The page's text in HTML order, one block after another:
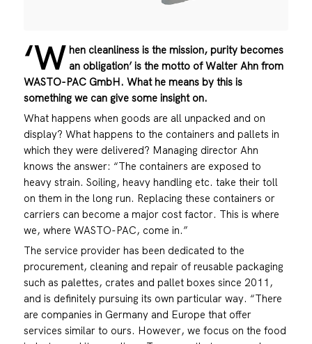
‘W hen cleanliness is the mission, purity becomes
an obligation’ is the motto of Walter Ahn from
WASTO-PAC GmbH. What he means by this is
something we can give some insight on.
What happens when goods are all unpacked and on
display? What happens to the containers and pallets in
which they were delivered? Managing director Ahn
knows the answer: “The containers are exposed to
heavy strain. Soiling, heavy handling etc. take their toll
on them in the long run. Replacing these containers or
carriers can become a major cost factor. This is where
we, where WASTO-PAC, come in.”
The service provider has been dedicated to the
procurement, cleaning and repair of reusable packaging
such as palettes, crates and pallet boxes since 2011,
and is definitely pursuing its own particular way. “There
are companies in Germany and Europe that offer
services similar to ours. However, we focus on the food